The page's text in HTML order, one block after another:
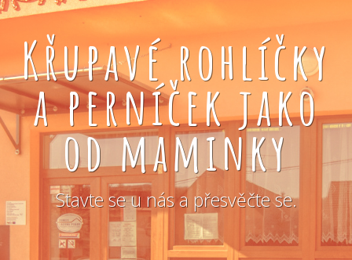
Křupavé rohlíčky
a perníček jako
od maminky
Stavte se u nás a přesvěčte se.